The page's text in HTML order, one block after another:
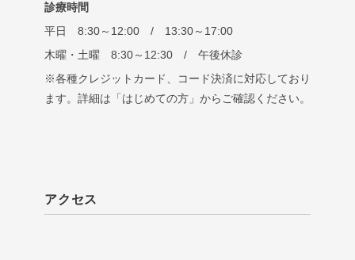
診療時間
平日 8:30～12:00 / 13:30～17:00
木曜・土曜 8:30～12:30 / 午後休診
※各種クレジットカード、コード決済に対応しており
ます。詳細は「はじめての方」からご確認ください。
アクセス